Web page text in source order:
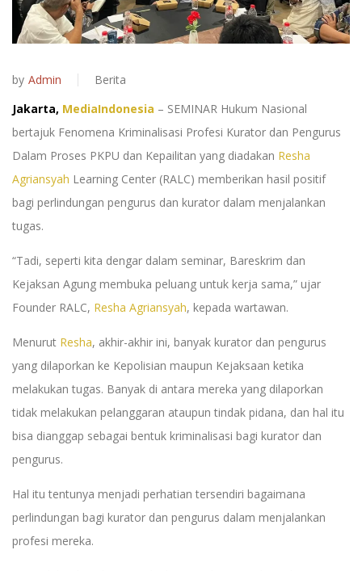
by Admin
Berita
Jakarta, MediaIndonesia – SEMINAR Hukum Nasional
bertajuk Fenomena Kriminalisasi Profesi Kurator dan Pengurus
Dalam Proses PKPU dan Kepailitan yang diadakan Resha
Agriansyah Learning Center (RALC) memberikan hasil positif
bagi perlindungan pengurus dan kurator dalam menjalankan
tugas.
“Tadi, seperti kita dengar dalam seminar, Bareskrim dan
Kejaksan Agung membuka peluang untuk kerja sama,” ujar
Founder RALC, Resha Agriansyah, kepada wartawan.
Menurut Resha, akhir-akhir ini, banyak kurator dan pengurus
yang dilaporkan ke Kepolisian maupun Kejaksaan ketika
melakukan tugas. Banyak di antara mereka yang dilaporkan
tidak melakukan pelanggaran ataupun tindak pidana, dan hal itu
bisa dianggap sebagai bentuk kriminalisasi bagi kurator dan
pengurus.
Hal itu tentunya menjadi perhatian tersendiri bagaimana
perlindungan bagi kurator dan pengurus dalam menjalankan
profesi mereka.